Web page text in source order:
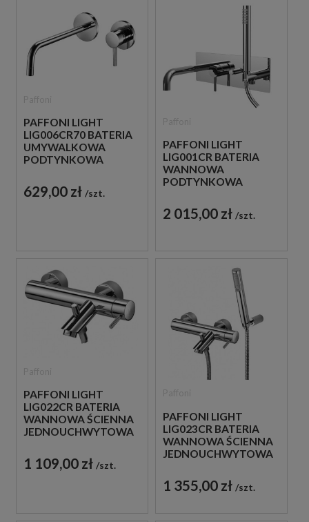
PAFFONI LIGHT
LIG006CR70 BATERIA
UMYWALKOWA
PODTYNKOWA
CHROM
629,00 zł szt.
PAFFONI LIGHT
LIG001CR BATERIA
WANNOWA
PODTYNKOWA
CHROM
2 015,00 zł szt.
PAFFONI LIGHT
LIG022CR BATERIA
WANNOWA ŚCIENNA
JEDNOUCHWYTOWA
1 109,00 zł szt.
PAFFONI LIGHT
LIG023CR BATERIA
WANNOWA ŚCIENNA
JEDNOUCHWYTOWA
1 355,00 zł szt.